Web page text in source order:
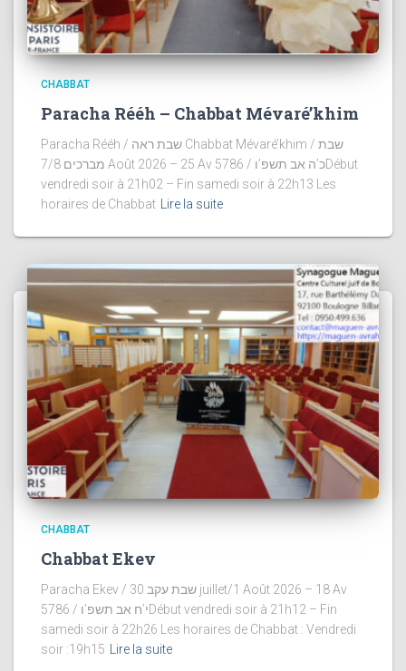
CHABBAT
Paracha Rééh – Chabbat Mévaré’khim
Paracha Rééh / שבת ראה Chabbat Mévaré’khim / שבת
מברכים 7/8 Août 2026 – 25 Av 5786 / כ’ה אב תשפ’וDébut
vendredi soir à 21h02 – Fin samedi soir à 22h13 Les
horaires de Chabbat Lire la suite
CHABBAT
Chabbat Ekev
Paracha Ekev / שבת עקב 30 juillet/1 Août 2026 – 18 Av
5786 / י’ח אב תשפ’וDébut vendredi soir à 21h12 – Fin
samedi soir à 22h26 Les horaires de Chabbat : Vendredi
soir :19h15
Lire la suite